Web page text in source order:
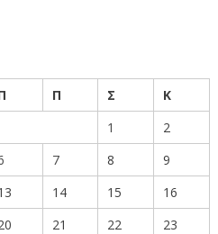
Π Σ
Κ
1
2
7 8
9
14 15
16
21 22
23